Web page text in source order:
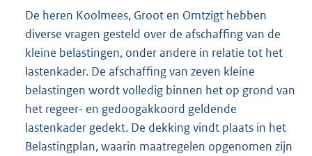
De heren Koolmees, Groot en Omtzigt hebben
diverse vragen gesteld over de afschaffing van de
kleine belastingen, onder andere in relatie tot het
lastenkader. De afschaffing van zeven kleine
belastingen wordt volledig binnen het op grond van
het regeer- en gedoogakkoord geldende
lastenkader gedekt. De dekking vindt plaats in het
Belastingplan, waarin maatregelen opgenomen zijn